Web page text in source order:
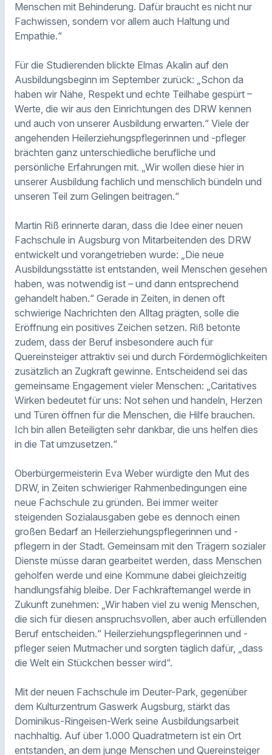
Menschen mit Behinderung. Dafür braucht es nicht nur
Fachwissen, sondern vor allem auch Haltung und
Empathie.“
Für die Studierenden blickte Elmas Akalin auf den
Ausbildungsbeginn im September zurück: „Schon da
haben wir Nähe, Respekt und echte Teilhabe gespürt –
Werte, die wir aus den Einrichtungen des DRW kennen
und auch von unserer Ausbildung erwarten.“ Viele der
angehenden Heilerziehungspflegerinnen und -pfleger
brächten ganz unterschiedliche berufliche und
persönliche Erfahrungen mit. „Wir wollen diese hier in
unserer Ausbildung fachlich und menschlich bündeln und
unseren Teil zum Gelingen beitragen.“
Martin Riß erinnerte daran, dass die Idee einer neuen
Fachschule in Augsburg von Mitarbeitenden des DRW
entwickelt und vorangetrieben wurde: „Die neue
Ausbildungsstätte ist entstanden, weil Menschen gesehen
haben, was notwendig ist – und dann entsprechend
gehandelt haben.“ Gerade in Zeiten, in denen oft
schwierige Nachrichten den Alltag prägten, solle die
Eröffnung ein positives Zeichen setzen. Riß betonte
zudem, dass der Beruf insbesondere auch für
Quereinsteiger attraktiv sei und durch Fördermöglichkeiten
zusätzlich an Zugkraft gewinne. Entscheidend sei das
gemeinsame Engagement vieler Menschen: „Caritatives
Wirken bedeutet für uns: Not sehen und handeln, Herzen
und Türen öffnen für die Menschen, die Hilfe brauchen.
Ich bin allen Beteiligten sehr dankbar, die uns helfen dies
in die Tat umzusetzen.“
Oberbürgermeisterin Eva Weber würdigte den Mut des
DRW, in Zeiten schwieriger Rahmenbedingungen eine
neue Fachschule zu gründen. Bei immer weiter
steigenden Sozialausgaben gebe es dennoch einen
großen Bedarf an Heilerziehungspflegerinnen und -
pflegern in der Stadt. Gemeinsam mit den Trägern sozialer
Dienste müsse daran gearbeitet werden, dass Menschen
geholfen werde und eine Kommune dabei gleichzeitig
handlungsfähig bleibe. Der Fachkräftemangel werde in
Zukunft zunehmen: „Wir haben viel zu wenig Menschen,
die sich für diesen anspruchsvollen, aber auch erfüllenden
Beruf entscheiden.“ Heilerziehungspflegerinnen und -
pfleger seien Mutmacher und sorgten täglich dafür, „dass
die Welt ein Stückchen besser wird“.
Mit der neuen Fachschule im Deuter-Park, gegenüber
dem Kulturzentrum Gaswerk Augsburg, stärkt das
Dominikus-Ringeisen-Werk seine Ausbildungsarbeit
nachhaltig. Auf über 1.000 Quadratmetern ist ein Ort
entstanden, an dem junge Menschen und Quereinsteiger